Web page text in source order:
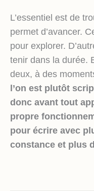
L’essentiel est de
permet d’avancer.
pour explorer.
tenir dans la durée.
deux, à des
l’on est plutôt
donc avant tout
propre
pour écrire avec
constance et plus